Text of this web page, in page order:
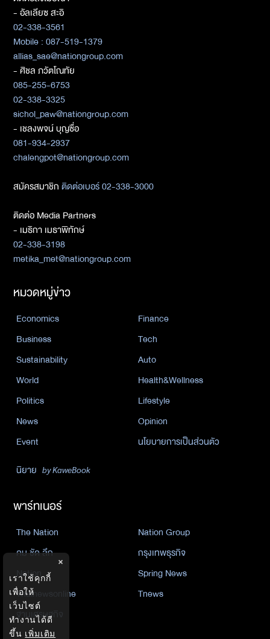
- อัลเลียซ สะอิ
02-338-3561
Mobile : 087-519-1379
allias_sae@nationgroup.com
- ศิชล ภวัตโณทัย
085-255-6753
02-338-3325
sichol_paw@nationgroup.com
- เชลงพจน์ บุญซื่อ
081-934-2937
chalengpot@nationgroup.com
สมัครสมาชิกติดต่อเบอร์ 02-338-3000
ติดต่อ Media Partners
- เมธิกา เมธาพิทักษ์
02-338-3198
metika_met@nationgroup.com
หมวดหมู่ข่าว
Economics
Finance
Business
Tech
Sustainability
Auto
World
Health&Wellness
Politics
Lifestyle
News
Opinion
Event
นโยบายการเป็นส่วนตัว
นิยาย by KaweBook
พาร์ทเนอร์
The Nation
Nation Group
คม ชัด ลึก
กรุงเทพธุรกิจ
Nation
Spring News
Thainewsonline
Tnews
ฐานเศรษฐกิจ
×
เราใช้คุกกี้
เพื่อให้
เว็บไซต์
ทำงานได้ดี
ขึ้น เพิ่มเติม